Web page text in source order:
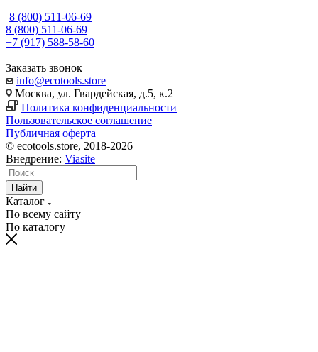
8 (800) 511-06-69
8 (800) 511-06-69
+7 (917) 588-58-60
Заказать звонок
info@ecotools.store
Москва, ул. Гвардейская, д.5, к.2
Политика конфиденциальности
Пользовательское соглашение
Публичная оферта
© ecotools.store, 2018-2026
Внедрение: Viasite
Найти
Каталог
По всему сайту
По каталогу